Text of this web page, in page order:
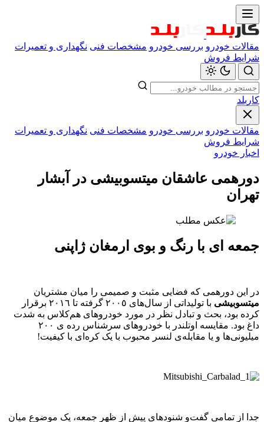
مقالات خودرو بررسی خودرو مشخصات فنی نگهداری و تعمیرات
شرایط فروش
کاربلد
مقالات خودرو بررسی خودرو مشخصات فنی نگهداری و تعمیرات
شرایط فروش
اخبار خودرو
دورهمی عاشقان میتسوبیشی در آبشار
تهران
جمعه ای با رنگ و بوی ارمغان ژاپنی
در این دورهمی که فضایی مثبت و صمیمی را میان مشتریان
میتسوبیشی
با تولیداتی از سال‌های ٢٠٠٥ گرفته تا ٢٠١٦ برقرار
کرده بود، بحث و تبادل نظر در مورد خودروهای هم‌کلاس به شدت
داغ بود. مقایسه اوتلندر با خودروهای سرشناس رده ی ٢٠٠
میلیونی‌ها و یا مقابله‌ی لنسر محبوب با یک کره‌ای با کیفیت!
جدا از تمامی گفت‌و شنودهای پیش از ظهر جمعه، یک موضوع میان